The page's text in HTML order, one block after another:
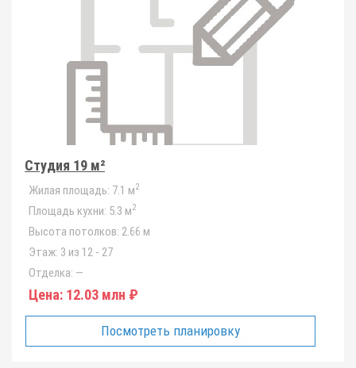
Студия 19 м²
Жилая площадь: 7.1 м2
Площадь кухни: 5.3 м2
Высота потолков: 2.66 м
Этаж: 3 из 12 - 27
Отделка: —
Цена: 12.03 млн ₽
Посмотреть планировку